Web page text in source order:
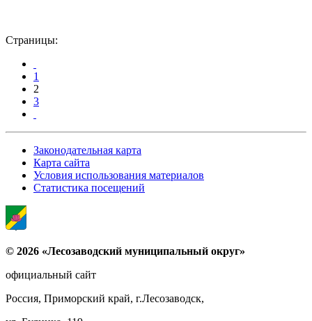
Страницы:
1
2
3
Законодательная карта
Карта сайта
Условия использования материалов
Статистика посещений
© 2026 «Лесозаводский муниципальный округ»
официальный сайт
Россия, Приморский край, г.Лесозаводск,